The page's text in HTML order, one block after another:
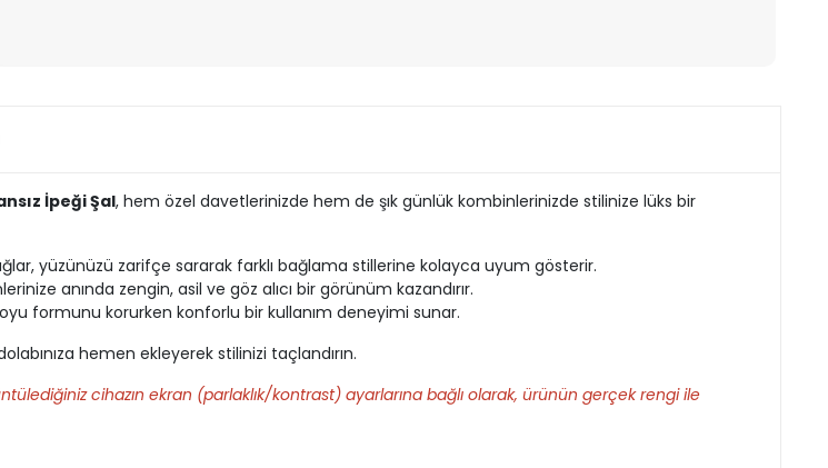
İpeği Şal, hem özel davetlerinizde hem de şık günlük kombinlerinizde stilinize lüks bir
yüzünüzü zarifçe sararak farklı bağlama stillerine kolayca uyum gösterir.
anında zengin, asil ve göz alıcı bir görünüm kazandırır.
formunu korurken konforlu bir kullanım deneyimi sunar.
hemen ekleyerek stilinizi taçlandırın.
cihazın ekran (parlaklık/kontrast) ayarlarına bağlı olarak, ürünün gerçek rengi ile